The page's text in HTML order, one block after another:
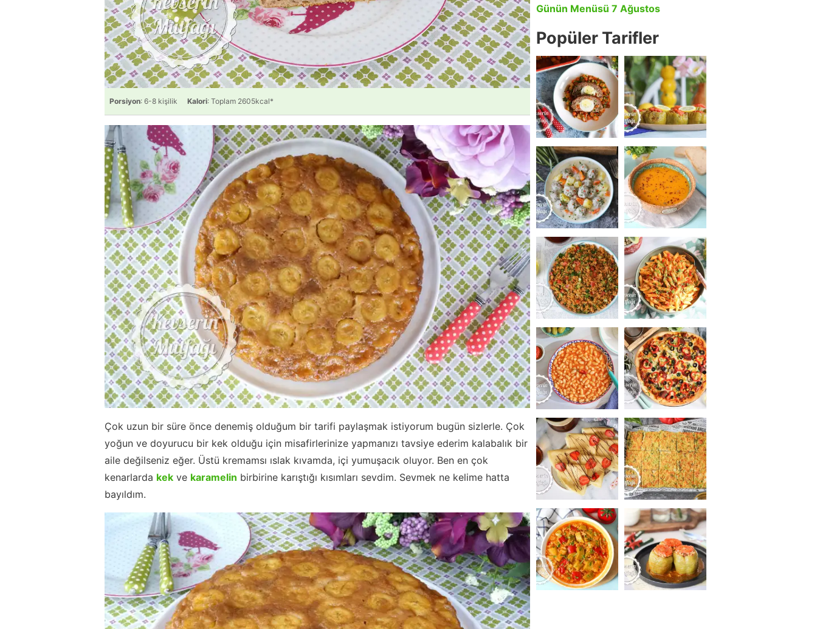
Porsiyon: 6-8 kişilik Kalori: Toplam 2605kcal*
Çok uzun bir süre önce denemiş olduğum bir tarifi paylaşmak istiyorum bugün sizlerle. Çok
yoğun ve doyurucu bir kek olduğu için misafirlerinize yapmanızı tavsiye ederim kalabalık bir
aile değilseniz eğer. Üstü kremamsı ıslak kıvamda, içi yumuşacık oluyor. Ben en çok
kenarlarda kek ve karamelin birbirine karıştığı kısımları sevdim. Sevmek ne kelime hatta
bayıldım.
Günün Menüsü 7 Ağustos
Popüler Tarifler